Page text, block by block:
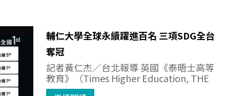
輔仁大學全球永續躍進百名 三項SDG全台
奪冠
記者黃仁杰／台北報導 英國《泰晤士高等
教育》（Times Higher Education, THE